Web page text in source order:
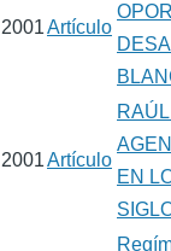
2001Artículo
2001Artículo
EN